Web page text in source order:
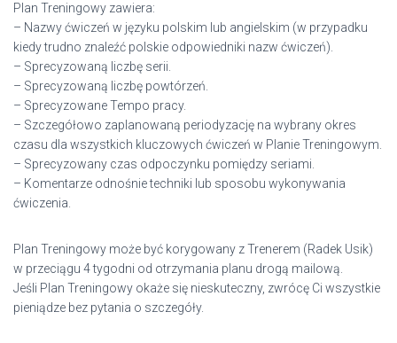
Plan Treningowy zawiera:
– Nazwy ćwiczeń w języku polskim lub angielskim (w przypadku
kiedy trudno znaleźć polskie odpowiedniki nazw ćwiczeń).
– Sprecyzowaną liczbę serii.
– Sprecyzowaną liczbę powtórzeń.
– Sprecyzowane Tempo pracy.
– Szczegółowo zaplanowaną periodyzację na wybrany okres
czasu dla wszystkich kluczowych ćwiczeń w Planie Treningowym.
– Sprecyzowany czas odpoczynku pomiędzy seriami.
– Komentarze odnośnie techniki lub sposobu wykonywania
ćwiczenia.
Plan Treningowy może być korygowany z Trenerem (Radek Usik)
w przeciągu 4 tygodni od otrzymania planu drogą mailową.
Jeśli Plan Treningowy okaże się nieskuteczny, zwrócę Ci wszystkie
pieniądze bez pytania o szczegóły.